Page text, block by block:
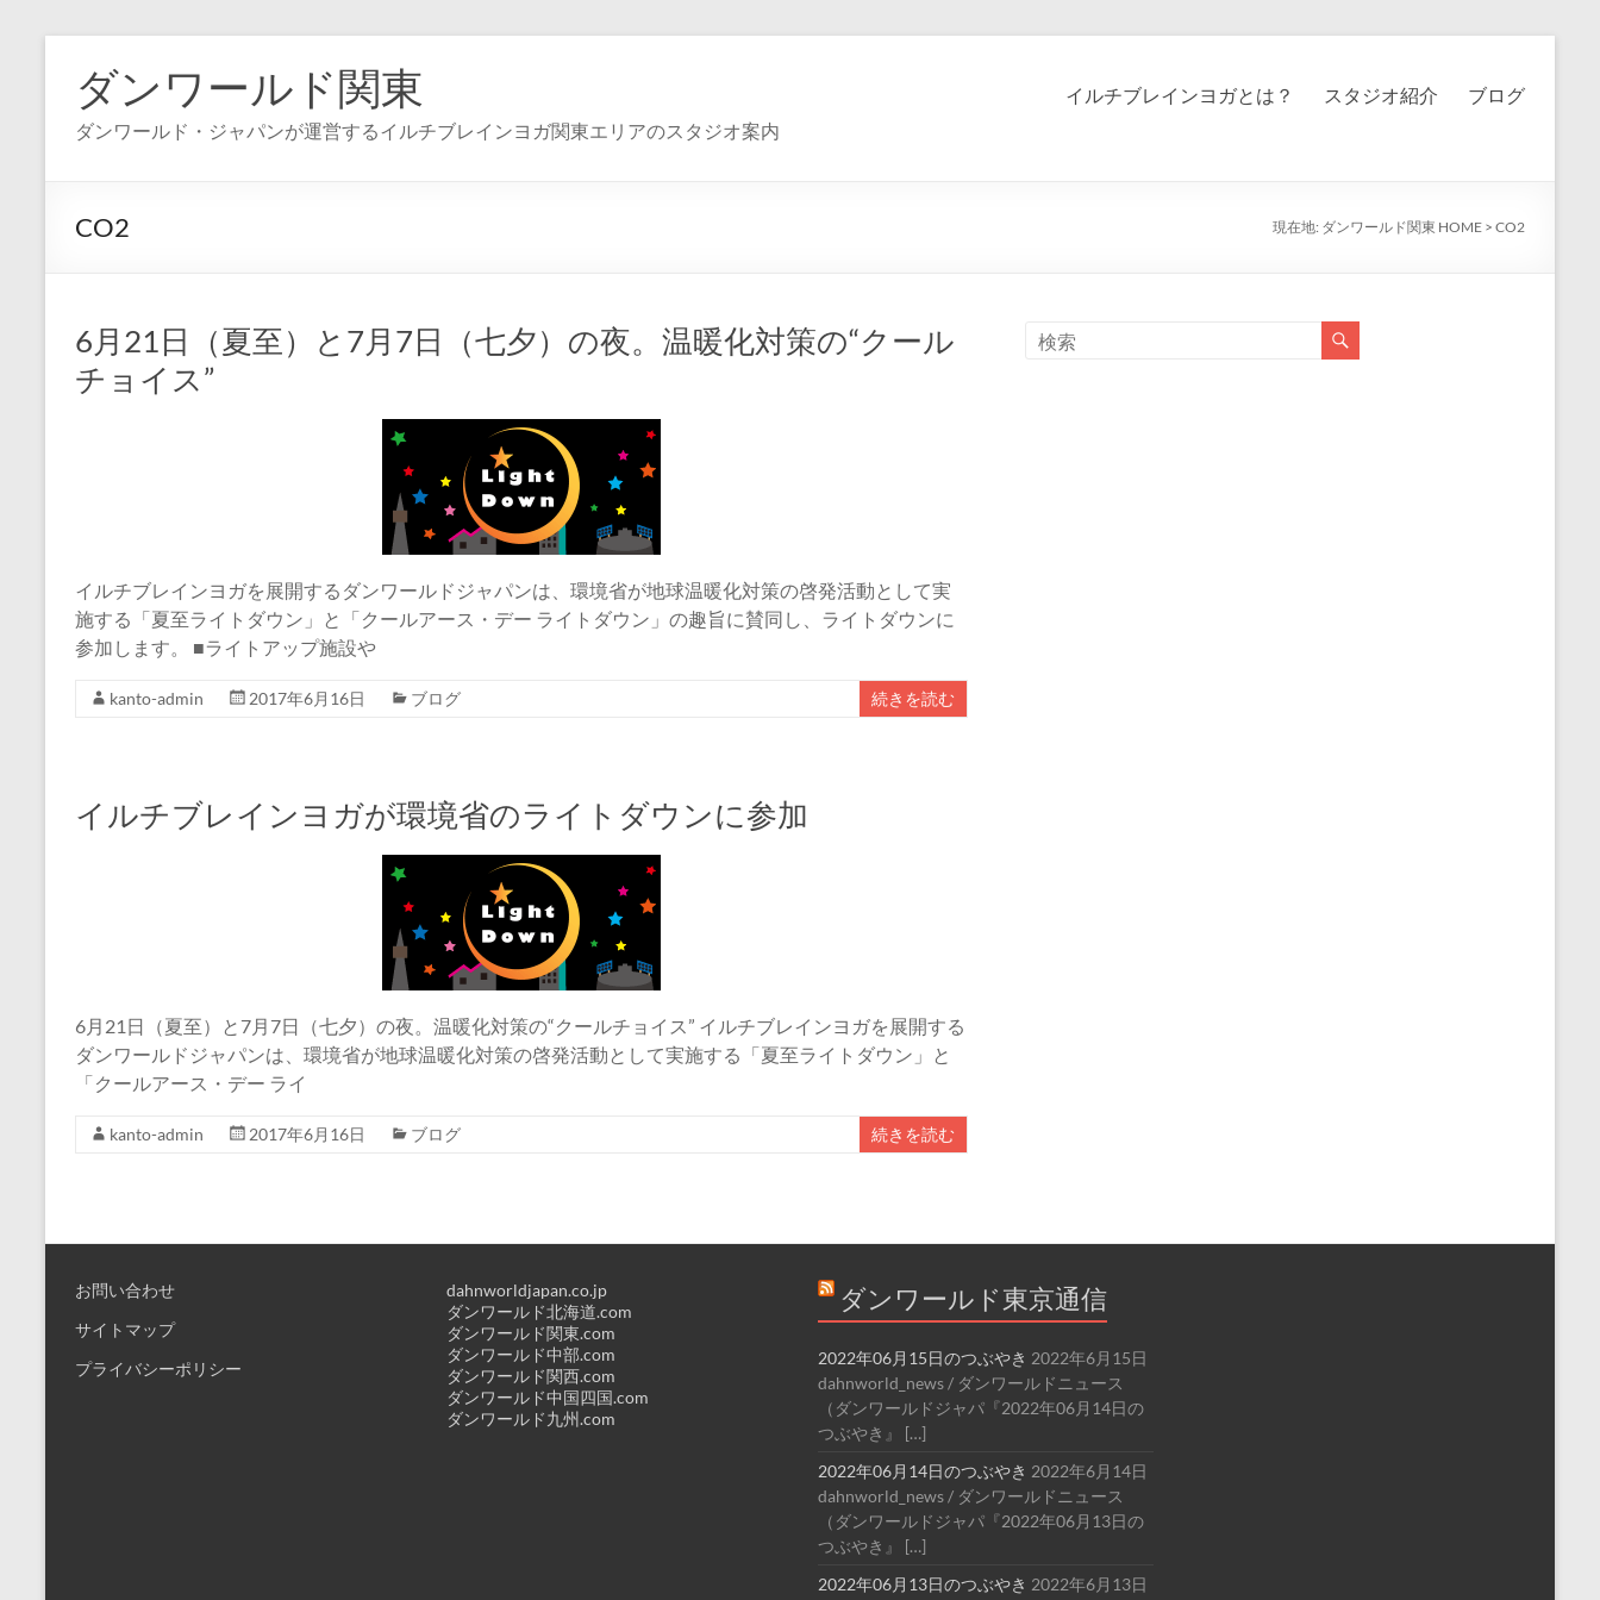
ダンワールド関東
ダンワールド・ジャパンが運営するイルチブレインヨガ関東エリアのスタジオ案内
イルチブレインヨガとは？ スタジオ紹介 ブログ
CO2 現在地: ダンワールド関東 HOME > CO2
6月21日（夏至）と7月7日（七夕）の夜。温暖化対策の“クール
チョイス”
イルチブレインヨガを展開するダンワールドジャパンは、環境省が地球温暖化対策の啓発活動として実
施する「夏至ライトダウン」と「クールアース・デー ライトダウン」の趣旨に賛同し、ライトダウンに
参加します。 ■ライトアップ施設や
kanto-admin 2017年6月16日 ブログ 続きを読む
イルチブレインヨガが環境省のライトダウンに参加
6月21日（夏至）と7月7日（七夕）の夜。温暖化対策の“クールチョイス” イルチブレインヨガを展開する
ダンワールドジャパンは、環境省が地球温暖化対策の啓発活動として実施する「夏至ライトダウン」と
「クールアース・デー ライ
kanto-admin 2017年6月16日 ブログ 続きを読む
お問い合わせ
サイトマップ
プライバシーポリシー
dahnworldjapan.co.jp
ダンワールド北海道.com
ダンワールド関東.com
ダンワールド中部.com
ダンワールド関西.com
ダンワールド中国四国.com
ダンワールド九州.com
ダンワールド東京通信
2022年06月15日のつぶやき 2022年6月15日
dahnworld_news / ダンワールドニュース
（ダンワールドジャパ『2022年06月14日の
つぶやき』 […]
2022年06月14日のつぶやき 2022年6月14日
dahnworld_news / ダンワールドニュース
（ダンワールドジャパ『2022年06月13日の
つぶやき』 […]
2022年06月13日のつぶやき 2022年6月13日